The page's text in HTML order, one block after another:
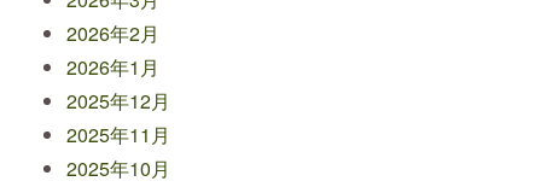
2026年2月
2026年1月
2025年12月
2025年11月
2025年10月